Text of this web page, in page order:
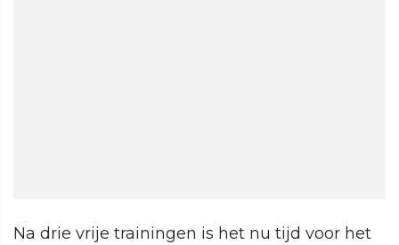
Na drie vrije trainingen is het nu tijd voor het